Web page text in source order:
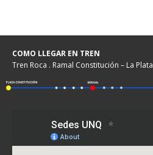
COMO LLEGAR EN TREN
Tren Roca . Ramal Constitución – La Plata